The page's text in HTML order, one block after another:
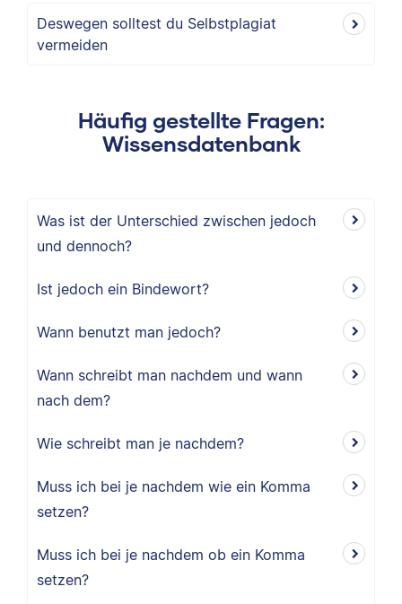
Deswegen solltest du Selbstplagiat
vermeiden
Häufig gestellte Fragen:
Wissensdatenbank
Was ist der Unterschied zwischen jedoch
und dennoch?
Ist jedoch ein Bindewort?
Wann benutzt man jedoch?
Wann schreibt man nachdem und wann
nach dem?
Wie schreibt man je nachdem?
Muss ich bei je nachdem wie ein Komma
setzen?
Muss ich bei je nachdem ob ein Komma
setzen?